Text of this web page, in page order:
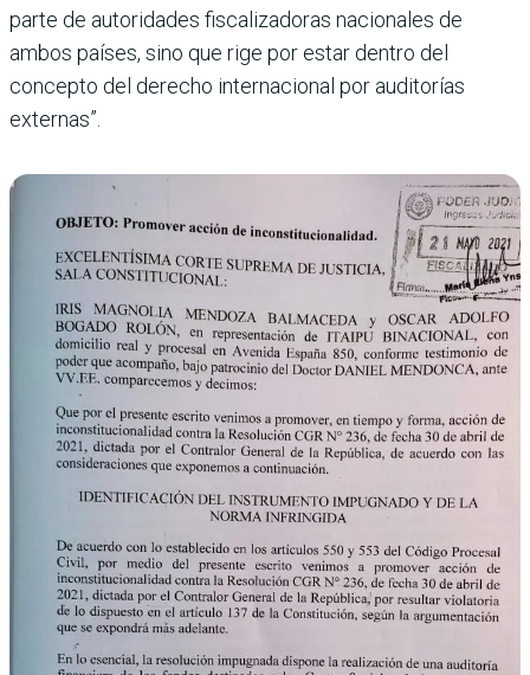
parte de autoridades fiscalizadoras nacionales de
ambos países, sino que rige por estar dentro del
concepto del derecho internacional por auditorías
externas”.